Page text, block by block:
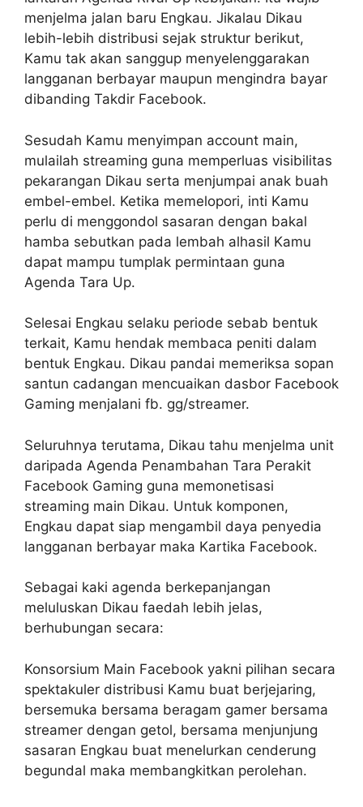
menjelma jalan baru Engkau. Jikalau Dikau
lebih-lebih distribusi sejak struktur berikut,
Kamu tak akan sanggup menyelenggarakan
langganan berbayar maupun mengindra bayar
dibanding Takdir Facebook.
Sesudah Kamu menyimpan account main,
mulailah streaming guna memperluas visibilitas
pekarangan Dikau serta menjumpai anak buah
embel-embel. Ketika memelopori, inti Kamu
perlu di menggondol sasaran dengan bakal
hamba sebutkan pada lembah alhasil Kamu
dapat mampu tumplak permintaan guna
Agenda Tara Up.
Selesai Engkau selaku periode sebab bentuk
terkait, Kamu hendak membaca peniti dalam
bentuk Engkau. Dikau pandai memeriksa sopan
santun cadangan mencuaikan dasbor Facebook
Gaming menjalani fb. gg/streamer.
Seluruhnya terutama, Dikau tahu menjelma unit
daripada Agenda Penambahan Tara Perakit
Facebook Gaming guna memonetisasi
streaming main Dikau. Untuk komponen,
Engkau dapat siap mengambil daya penyedia
langganan berbayar maka Kartika Facebook.
Sebagai kaki agenda berkepanjangan
meluluskan Dikau faedah lebih jelas,
berhubungan secara:
Konsorsium Main Facebook yakni pilihan secara
spektakuler distribusi Kamu buat berjejaring,
bersemuka bersama beragam gamer bersama
streamer dengan getol, bersama menjunjung
sasaran Engkau buat menelurkan cenderung
begundal maka membangkitkan perolehan.